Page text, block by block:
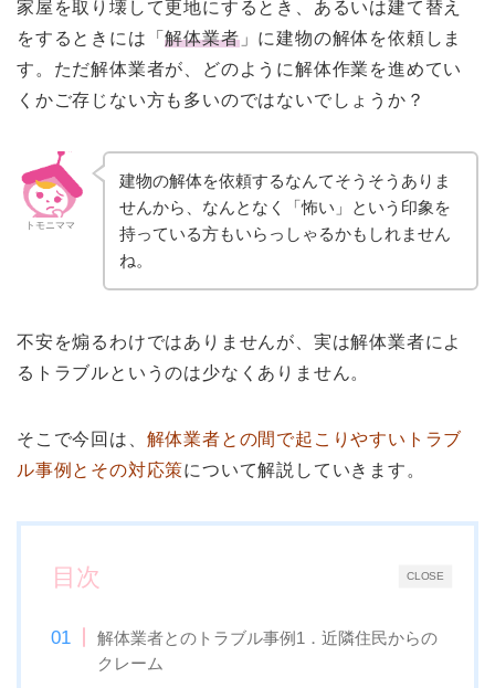
家屋を取り壊して更地にするとき、あるいは建て替え
をするときには「解体業者」に建物の解体を依頼しま
す。ただ解体業者が、どのように解体作業を進めてい
くかご存じない方も多いのではないでしょうか？
トモニママ
建物の解体を依頼するなんてそうそうありま
せんから、なんとなく「怖い」という印象を
持っている方もいらっしゃるかもしれません
ね。
不安を煽るわけではありませんが、実は解体業者によ
るトラブルというのは少なくありません。
そこで今回は、 解体業者との間で起こりやすいトラブ
ル事例とその対応策について解説していきます。
CLOSE
目次
解体業者とのトラブル事例1．近隣住民からの
クレーム